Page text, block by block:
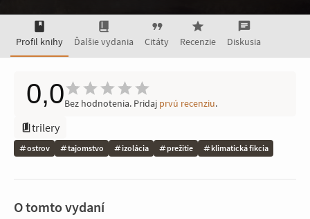
Profil knihy Ďalšie vydania Citáty Recenzie Diskusia
0,0Bez hodnotenia. Pridaj prvú recenziu.
trilery
ostrov tajomstvo izolácia prežitie klimatická fikcia
O tomto vydaní